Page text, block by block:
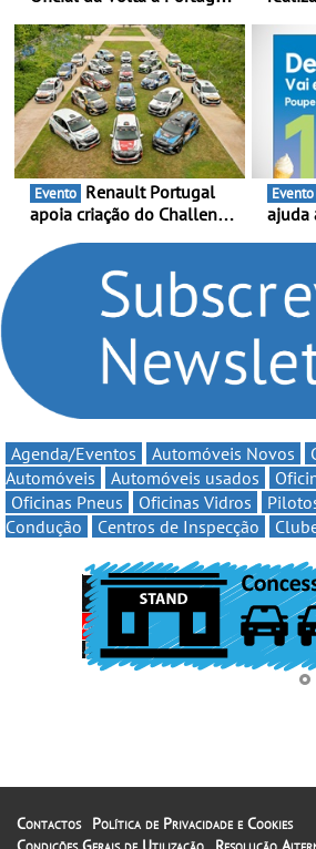
presença nacional ao lado
da mítica prova de ciclismo
e leva a sua gama SUV
multi-energia às estradas
de Portugal
6 de
Evento
apoia criação do Challenge
compromisso com o
automobilismo nacional
continua em 2026
Evento
ajuda
Agenda/Eventos Automóveis Novos
Automóveis
Automóveis usados
Oficinas Pneus
Oficinas Vidros
Condução
Centros de Inspecção
Contactos
Política de Privacidade e Cookies